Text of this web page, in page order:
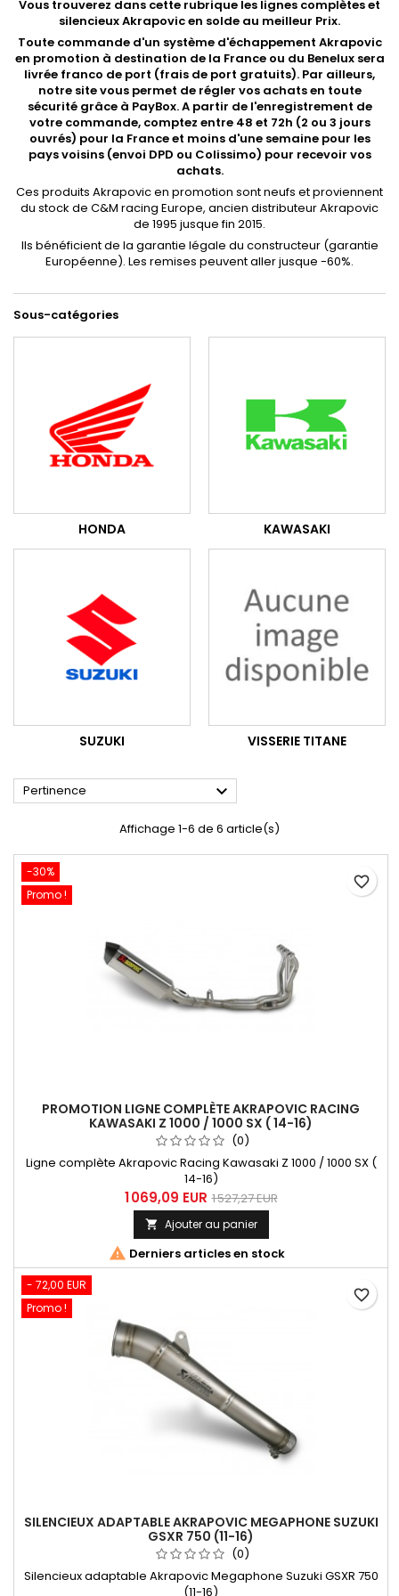
Vous trouverez dans cette rubrique les lignes complètes et
silencieux Akrapovic en solde au meilleur Prix.
Toute commande d'un système d'échappement Akrapovic
en promotion à destination de la France ou du Benelux sera
livrée franco de port (frais de port gratuits). Par ailleurs,
notre site vous permet de régler vos achats en toute
sécurité grâce à PayBox. A partir de l'enregistrement de
votre commande, comptez entre 48 et 72h (2 ou 3 jours
ouvrés) pour la France et moins d'une semaine pour les
pays voisins (envoi DPD ou Colissimo) pour recevoir vos
achats.
Ces produits Akrapovic en promotion sont neufs et proviennent
du stock de C&M racing Europe, ancien distributeur Akrapovic
de 1995 jusque fin 2015.
Ils bénéficient de la garantie légale du constructeur (garantie
Européenne). Les remises peuvent aller jusque -60%.
Sous-catégories
HONDA KAWASAKI
SUZUKI VISSERIE TITANE
Pertinence 
Affichage 1-6 de 6 article(s)
-30%
Promo !
PROMOTION LIGNE COMPLÈTE AKRAPOVIC RACING
KAWASAKI Z 1000 / 1000 SX ( 14-16)
(0)
Ligne complète Akrapovic Racing Kawasaki Z 1000 / 1000 SX (
14-16)
1 069,09 EUR 1 527,27 EUR
 Ajouter au panier
 Derniers articles en stock
favorite_border
- 72,00 EUR
Promo !
SILENCIEUX ADAPTABLE AKRAPOVIC MEGAPHONE SUZUKI
GSXR 750 (11-16)
(0)
Silencieux adaptable Akrapovic Megaphone Suzuki GSXR 750
(11-16)
favorite_border